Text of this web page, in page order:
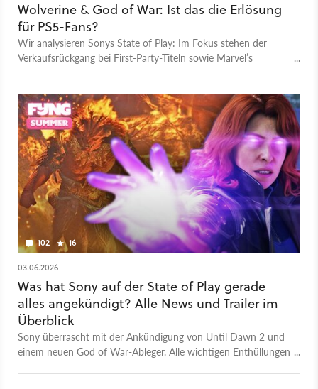
Wolverine & God of War: Ist das die Erlösung
für PS5-Fans?
Wir analysieren Sonys State of Play: Im Fokus stehen der
Verkaufsrückgang bei First-Party-Titeln sowie Marvel’s
Spin-off God of War: Laufey - ohne Kratos! Das ist die
Videoversion unseres GameStar Podcasts. - Alle Folgen des
GameStar Podcasts - GameStar Podcast bei Apple Podcasts
- GameStar Podcast bei Spotify - GameStar Podcast bei
Podcast Addict - GameStar Podcast im RSS Feed Mehr
Videotalks findet ihr auf bei GameStar Talk – auch auf
Youtube. Was ist GameStar Talk? GameStar Talk ist sozusagen
die Videofassung des GameStar Podcasts und ein
gemeinsames Angebot von GameStar, GamePro und
MeinMMO. Wir wollen euch mit jedem Gespräch, mit jedem
Video unterhalten und zugleich etwas Neues bieten: Neue
Perspektiven, neue Einblicke, neues Wissen über Spiele und
die Menschen, die sie entwickeln und spielen, sowie neue
Seiten unserer Teammitglieder. Falls ihr Themenwünsche habt,
dann schreibt sie gerne in die Kommentare!
102 16
03.06.2026
Was hat Sony auf der State of Play gerade
alles angekündigt? Alle News und Trailer im
Überblick
Sony überrascht mit der Ankündigung von Until Dawn 2 und
einem neuen God of War-Ableger. Alle wichtigen Enthüllungen